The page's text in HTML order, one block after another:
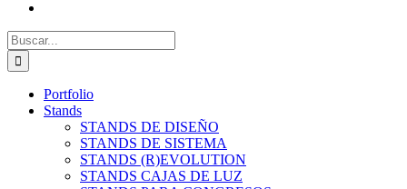
Buscar:
Portfolio
Stands
STANDS DE DISEÑO
STANDS DE SISTEMA
STANDS (R)EVOLUTION
STANDS CAJAS DE LUZ